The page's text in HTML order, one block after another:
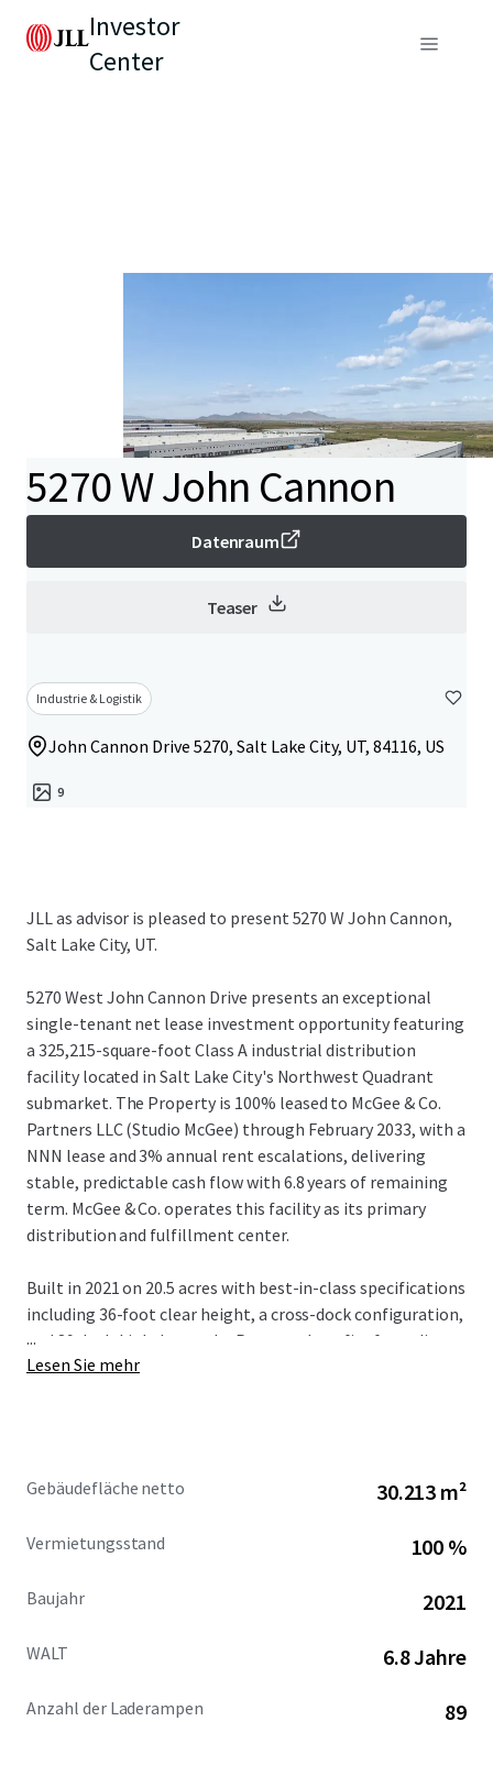
Investor
Center
5270 W John Cannon
Datenraum
Teaser
Industrie & Logistik
John Cannon Drive 5270, Salt Lake City, UT, 84116, US
9
JLL as advisor is pleased to present 5270 W John Cannon,
Salt Lake City, UT.
5270 West John Cannon Drive presents an exceptional
single-tenant net lease investment opportunity featuring
a 325,215-square-foot Class A industrial distribution
facility located in Salt Lake City's Northwest Quadrant
submarket. The Property is 100% leased to McGee & Co.
Partners LLC (Studio McGee) through February 2033, with a
NNN lease and 3% annual rent escalations, delivering
stable, predictable cash flow with 6.8 years of remaining
term. McGee & Co. operates this facility as its primary
distribution and fulfillment center.
Built in 2021 on 20.5 acres with best-in-class specifications
including 36-foot clear height, a cross-dock configuration,
and 89 dock-high doors, the Property benefits from direct
access to I-215 and I-80, providing seamless connectivity
private capital seeking stability, consistent income
nation's fastest-growing population corridors.
...
Lesen Sie mehr
Gebäudefläche netto 30.213 m²
Vermietungsstand 100 %
Baujahr 2021
WALT 6.8 Jahre
Anzahl der Laderampen 89